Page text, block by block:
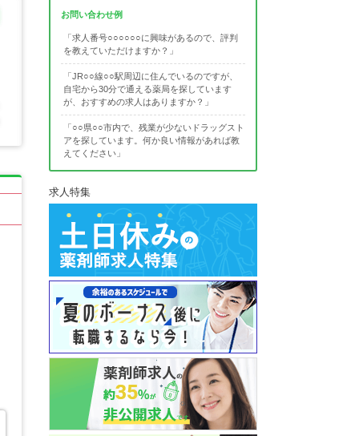
お問い合わせ例
「求人番号○○○○○○に興味があるので、評判
を教えていただけますか？」
「JR○○線○○駅周辺に住んでいるのですが、
自宅から30分で通える薬局を探しています
が、おすすめの求人はありますか？」
「○○県○○市内で、残業が少ないドラッグスト
アを探しています。何か良い情報があれば教
えてください」
求人特集